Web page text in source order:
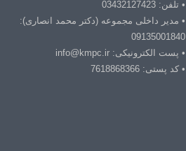
• تلفن: 03432127423
• مدیر داخلی مجموعه (دکتر محمد انصاری):
09135001840
• پست الکترونیکی: info@kmpc.ir
• کد پستی: 7618868366